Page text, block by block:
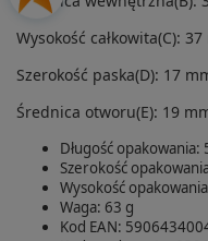
Wysokość całkowita(C):
Szerokość paska(D): 17
Średnica otworu(E): 19
Długość opakowania:
Szerokość
Wysokość
Waga: 63 g
Kod EAN: